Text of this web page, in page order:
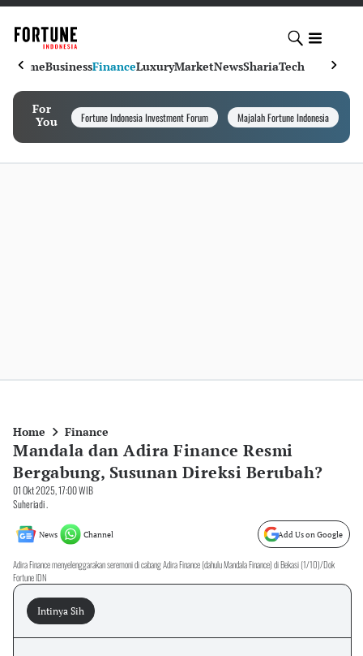
HomeBusinessFinanceLuxuryMarketNewsShariaTech
For
You
Fortune Indonesia Investment Forum Majalah Fortune Indonesia
Home Finance
Mandala dan Adira Finance Resmi
Bergabung, Susunan Direksi Berubah?
01 Okt 2025, 17:00 WIB
Suheriadi .
News Channel Add Us on Google
Adira Finance menyelenggarakan seremoni di cabang Adira Finance (dahulu Mandala Finance) di Bekasi (1/10)/Dok
Fortune IDN
Intinya Sih